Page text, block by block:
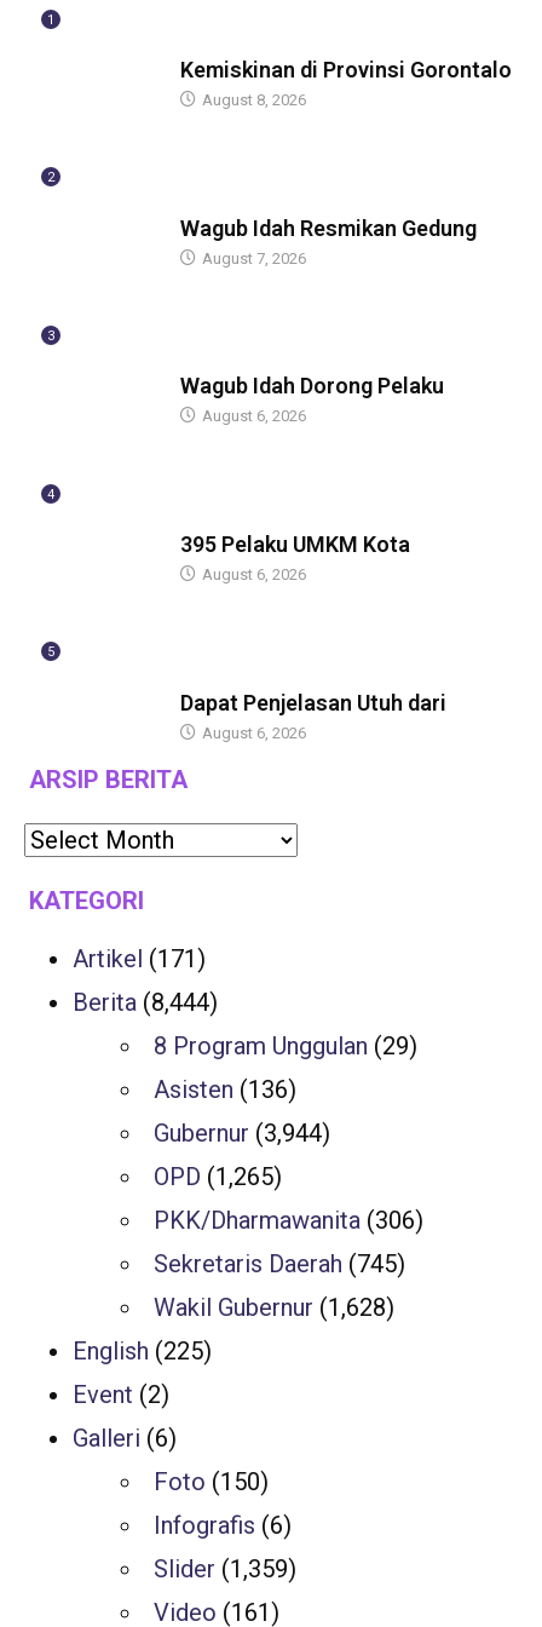
1
Kemiskinan di Provinsi Gorontalo
August 8, 2026
2
Wagub Idah Resmikan Gedung
August 7, 2026
3
Wagub Idah Dorong Pelaku
August 6, 2026
4
395 Pelaku UMKM Kota
August 6, 2026
5
Dapat Penjelasan Utuh dari
August 6, 2026
ARSIP BERITA
KATEGORI
Artikel (171)
Berita (8,444)
8 Program Unggulan (29)
Asisten (136)
Gubernur (3,944)
OPD (1,265)
PKK/Dharmawanita (306)
Sekretaris Daerah (745)
Wakil Gubernur (1,628)
English (225)
Event (2)
Galleri (6)
Foto (150)
Infografis (6)
Slider (1,359)
Video (161)